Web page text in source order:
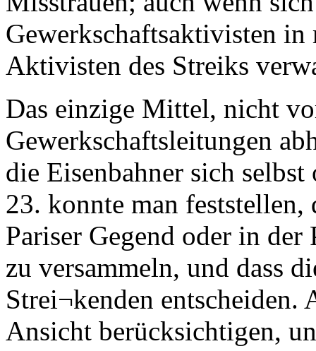
Gewerkschaftsaktivisten
Aktivisten des Streiks
Das einzige Mittel, nicht
Gewerkschaftsleitungen
die Eisenbahner sich
23. konnte man feststellen,
Pariser Gegend oder in
zu versammeln, und dass
Strei¬kenden entscheiden.
Ansicht berücksichtigen,